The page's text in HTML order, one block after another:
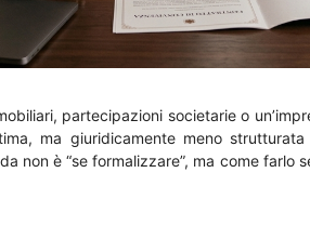
partecipazioni societarie o
ma giuridicamente meno
non è “se formalizzare”, ma come farlo